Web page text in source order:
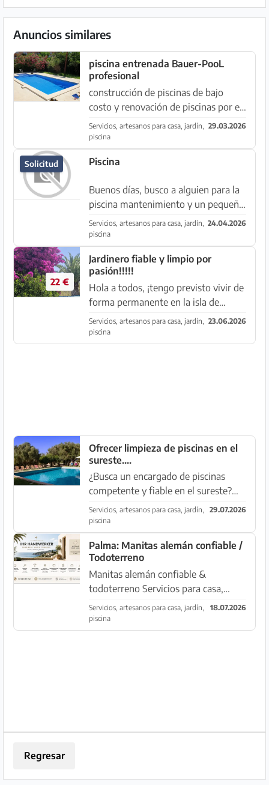
Anuncios similares
piscina entrenada Bauer-PooL
profesional
construcción de piscinas de bajo
costo y renovación de piscinas por el
profesional experimentado No
importa si la piscina -piscina nou -
Remodelación -Renovación -
calefacción de la piscina /...
Servicios, artesanos para casa, jardín,
piscina
29.03.2026
Solicitud Piscina
Buenos días, busco a alguien para la
piscina mantenimiento y un pequeño
césped. El puesto requiere movilidad.
Saludos cordiales
Servicios, artesanos para casa, jardín,
piscina
24.04.2026
22 €
Jardinero fiable y limpio por
pasión!!!!!
Hola a todos, ¡tengo previsto vivir de
forma permanente en la isla de
Mallorca a partir de agosto!
Ubicación Llucmajor Y para vivir se
necesita dinero en los tiempos de
Servicios, artesanos para casa, jardín,
piscina
23.06.2026
Ofrecer limpieza de piscinas en el
sureste....
¿Busca un encargado de piscinas
competente y fiable en el sureste?
Hable con nosotros - ya sea para una
piscina pequeña o grande - ya sea de
sal, - o de cloro.... También con
azulejos u otro problema...
Servicios, artesanos para casa, jardín,
piscina
29.07.2026
Palma: Manitas alemán confiable /
Todoterreno
Manitas alemán confiable &
todoterreno Servicios para casa,
vivienda y jardín en MALLORCA
¿Necesita a alguien que trabaje con
fiabilidad y en quien pueda confiar?
Servicios, artesanos para casa, jardín,
piscina
18.07.2026
Regresar